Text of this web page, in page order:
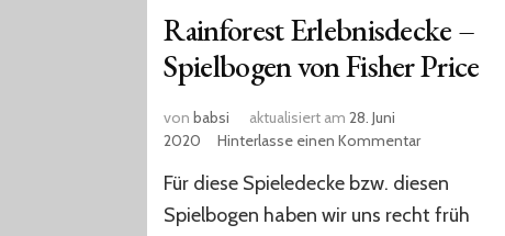
Rainforest Erlebnisdecke –
Spielbogen von Fisher Price
vonbabsi aktualisiert am28. Juni
2020
Hinterlasse einen Kommentarzu
Erlebnisdecke
–
Für diese Spieledecke bzw. diesen
Spielbogen haben wir uns recht früh